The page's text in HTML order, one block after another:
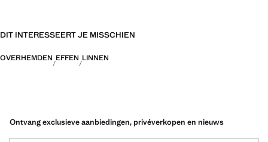
DIT INTERESSEERT JE MISSCHIEN
OVERHEMDEN EFFEN LINNEN
Ontvang exclusieve aanbiedingen, privéverkopen en nieuws